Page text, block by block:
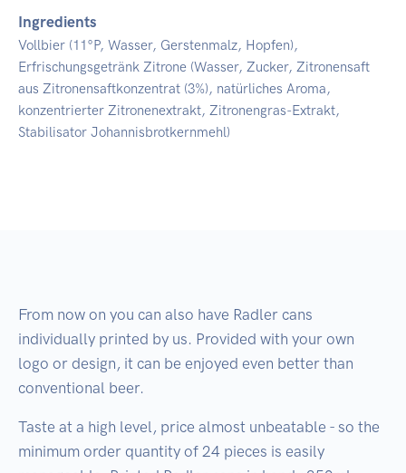
Ingredients
Vollbier (11°P, Wasser, Gerstenmalz, Hopfen),
Erfrischungsgetränk Zitrone (Wasser, Zucker, Zitronensaft
aus Zitronensaftkonzentrat (3%), natürliches Aroma,
konzentrierter Zitronenextrakt, Zitronengras-Extrakt,
Stabilisator Johannisbrotkernmehl)
From now on you can also have Radler cans
individually printed by us. Provided with your own
logo or design, it can be enjoyed even better than
conventional beer.
Taste at a high level, price almost unbeatable - so the
minimum order quantity of 24 pieces is easily